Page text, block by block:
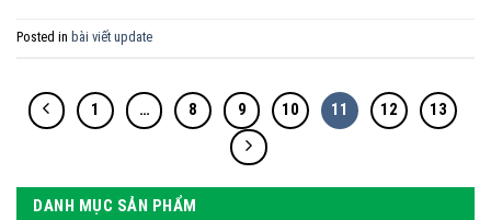
Posted in bài viết update
1 … 8 9 10 11 12 13
DANH MỤC SẢN PHẨM